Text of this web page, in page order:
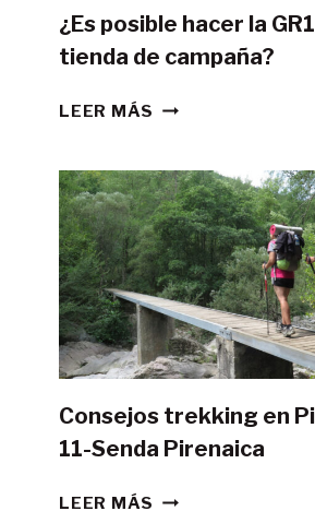
¿Es posible hacer la
tienda de campaña?
LEER MÁS ¿ES
LA
GR11
CON
TIENDA
DE
CAMPAÑA?
Consejos trekking en
11-Senda Pirenaica
LEER MÁS CONSEJOS